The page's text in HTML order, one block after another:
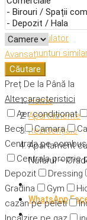
Avansat
Căutare
Preț De la Până la
Alte caracteristici
Aer condiționat
Beci
Camara
Centrala pe
Centrala proprie
Depozit
Dressing
Gradina
Gym
cazan pe peleti
Adresă
Detalii
Calculator
Anunțuri
Home
Apartamente
Rezidențiale
Apartament
Nufarul –
WhatsApp